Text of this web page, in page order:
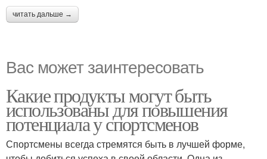
читать дальше →
Вас может заинтересовать
Какие продукты могут быть
использованы для повышения
потенциала у спортсменов
Спортсмены всегда стремятся быть в лучшей форме,